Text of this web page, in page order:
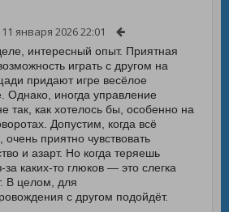
11 января 2026 22:01
интересный опыт. Приятная
играть с другом на
придают игре весёлое
Однако, иногда управление
так, как хотелось бы, особенно на
Допустим, когда всё
очень приятно чувствовать
и азарт. Но когда теряешь
за каких-то глюков — это слегка
В целом, для
с другом подойдёт.